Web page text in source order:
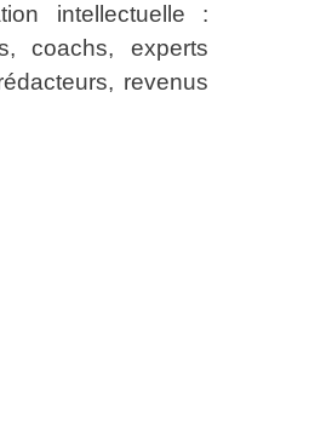
intellectuelle :
coachs, experts
revenus